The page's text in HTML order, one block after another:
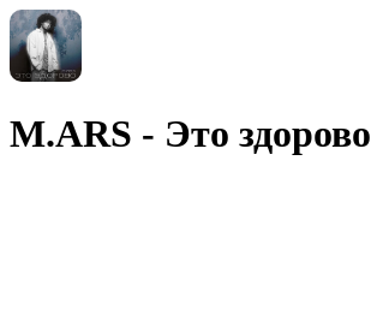
M.ARS - Это здорово